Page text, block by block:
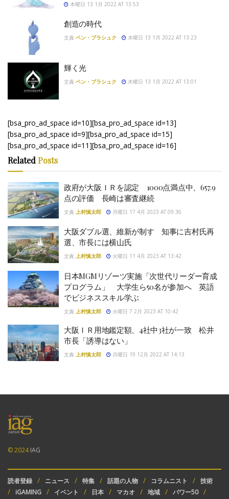
木曜日 13 1月 2022 AT 13:53
創造の時代
文責 ベン・ブラシュク 木曜日 13 1月 2022 AT 13:23
輝く光
文責 ベン・ブラシュク 木曜日 13 1月 2022 AT 13:01
[bsa_pro_ad_space id=10][bsa_pro_ad_space id=13]
[bsa_pro_ad_space id=9][bsa_pro_ad_space id=15]
[bsa_pro_ad_space id=11][bsa_pro_ad_space id=16]
Related Posts
政府が大阪ＩＲを認定 1000点満点中、657.9
点の評価 長崎は審査継続
文責 上村慎太郎 月曜日 17 4月 2023 AT 09:36
大阪ダブル選、維新が制す 知事に吉村氏再
選、市長には横山氏
文責 上村慎太郎 火曜日 11 4月 2023 AT 13:42
日本MGMリゾーツ実施「次世代リーダー育成
プログラム」 大学生ら50名が参加へ 英語
でビジネススキル学ぶ
文責 上村慎太郎 火曜日 7 2月 2023 AT 10:42
大阪ＩＲ用地鑑定額、4社中3社が一致 松井
市長「誘導はない」
文責 上村慎太郎 月曜日 19 12月 2022 AT 14:13
© 2024IAG
読者登録 ニュース 特集 話題の人物 コラムニスト
技術
iGAMING
イベント 日本 マカオ 地域 パワー50